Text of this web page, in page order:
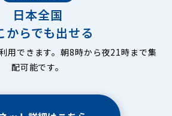
日本全国
からでも出せる
用できます。朝8時から夜21時まで集
配可能です。